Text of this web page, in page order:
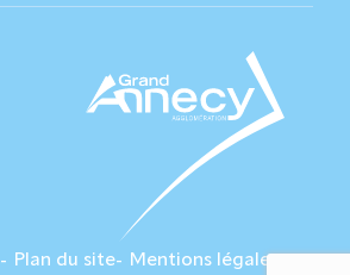
Plan du site Mentions légales